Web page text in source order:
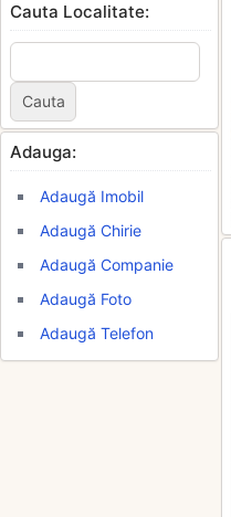
Cauta Localitate:
Adauga:
Adaugă Imobil
Adaugă Chirie
Adaugă Companie
Adaugă Foto
Adaugă Telefon